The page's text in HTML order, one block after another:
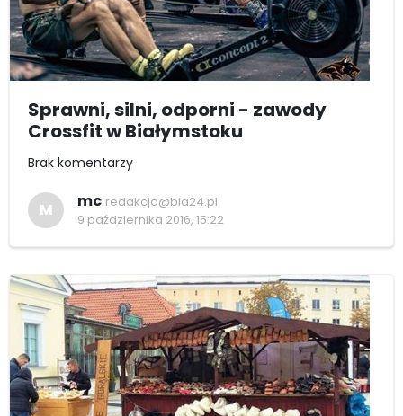
Sprawni, silni, odporni - zawody
Crossfit w Białymstoku
Brak komentarzy
M mc redakcja@bia24.pl
9 października 2016, 15:22